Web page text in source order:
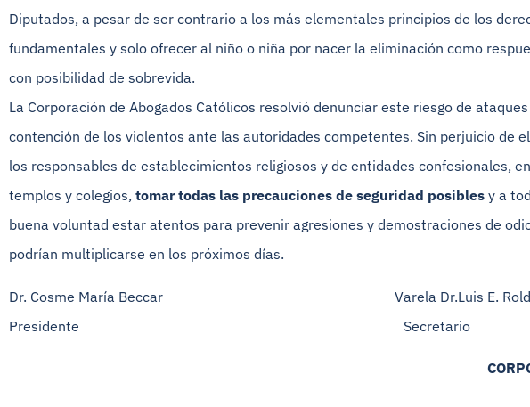
Diputados, a pesar de ser contrario a los más elementales principios de los
fundamentales y solo ofrecer al niño o niña por nacer la eliminación como
con posibilidad de sobrevida.
La Corporación de Abogados Católicos resolvió denunciar este riesgo de
contención de los violentos ante las autoridades competentes. Sin perjuicio de
los responsables de establecimientos religiosos y de entidades confesionales,
templos y colegios, tomar todas las precauciones de seguridad posibles y a
buena voluntad estar atentos para prevenir agresiones y demostraciones de
podrían multiplicarse en los próximos días.
Dr. Cosme María Beccar Varela Dr.Luis E.
Presidente Secretario